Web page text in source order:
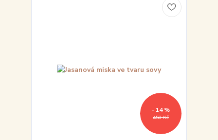
450 Kč
- 14 %